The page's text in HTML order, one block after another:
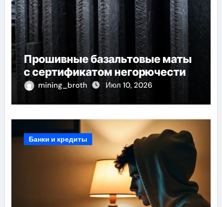
Прошивные базальтовые маты
с сертификатом негорючести
mining_broth Июл 10, 2026
Банки и кредиты